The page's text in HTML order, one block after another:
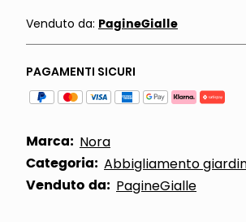
Venduto da: PagineGialle
PAGAMENTI SICURI
Marca: Nora
Categoria: Abbigliamento
Venduto da: PagineGialle